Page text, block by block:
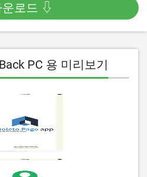
운로드 ⇩
PC 용 미리보기